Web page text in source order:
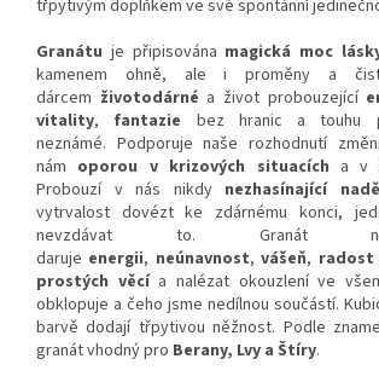
třpytivým doplňkem ve své spontánní
Granátu je připisována magická moc
kamenem ohně, ale i proměny a
dárcem životodárné a život probouzející
vitality, fantazie
bez hranic a touhu
neznámé. Podporuje naše rozhodnutí
nám oporou v krizových situacích a v
Probouzí v nás nikdy nezhasínající
vytrvalost dovézt ke zdárnému konci,
nevzdávat to. Granát
daruje energii, neúnavnost, vášeň,
prostých věcí a nalézat okouzlení ve
obklopuje a čeho jsme nedílnou součástí.
barvě dodají třpytivou něžnost. Podle
granát vhodný pro Berany, Lvy a Štíry.